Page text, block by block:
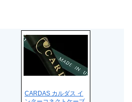
CARDAS カルダス イ